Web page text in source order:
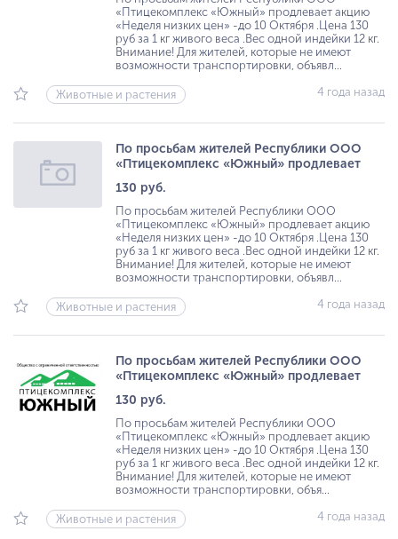
«Птицекомплекс «Южный» продлевает акцию
«Неделя низких цен» -до 10 Октября .Цена 130
руб за 1 кг живого веса .Вес одной индейки 12 кг.
Внимание! Для жителей, которые не имеют
возможности транспортировки, объявл...
Животные и растения 4 года назад
По просьбам жителей Республики ООО
«Птицекомплекс «Южный» продлевает
130 руб.
По просьбам жителей Республики ООО
«Птицекомплекс «Южный» продлевает акцию
«Неделя низких цен» -до 10 Октября .Цена 130
руб за 1 кг живого веса .Вес одной индейки 12 кг.
Внимание! Для жителей, которые не имеют
возможности транспортировки, объявл...
Животные и растения 4 года назад
По просьбам жителей Республики ООО
«Птицекомплекс «Южный» продлевает
130 руб.
По просьбам жителей Республики ООО
«Птицекомплекс «Южный» продлевает акцию
«Неделя низких цен» -до 10 Октября .Цена 130
руб за 1 кг живого веса .Вес одной индейки 12 кг.
Внимание! Для жителей, которые не имеют
возможности транспортировки, объя...
Животные и растения 4 года назад